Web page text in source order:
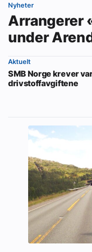
Nyheter
Arrangerer
under
Aktuelt
SMB Norge krever
drivstoffavgiftene